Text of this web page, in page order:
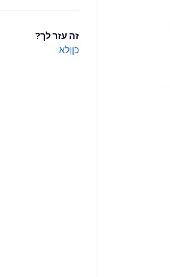
זה עזר לך?
כן|לא